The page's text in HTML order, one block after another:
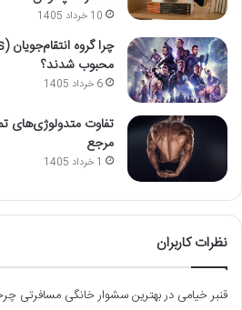
10 خرداد 1405
محبوب شدند؟
6 خرداد 1405
تفاوت متدولوژی‌های
مرجع
1 خرداد 1405
نظرات کاربران
قنبر خیامی دربهترین سشوار خانگی مسافرتی